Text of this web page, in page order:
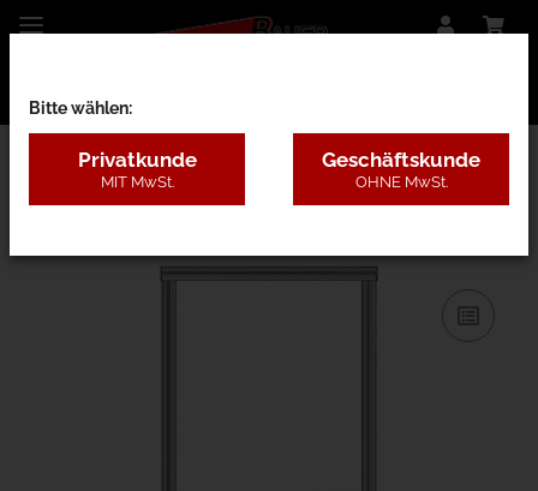
31AA - B=80-120cm, H=1,8-3m
Bitte wählen:
Privatkunde
MIT MwSt.
Geschäftskunde
OHNE MwSt.